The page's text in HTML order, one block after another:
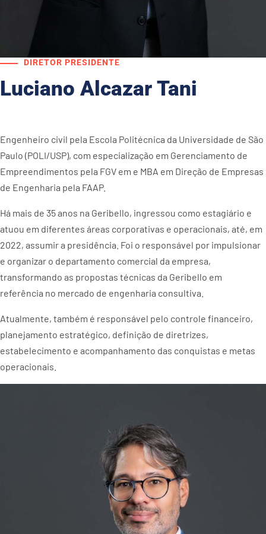
DIRETOR PRESIDENTE
Luciano Alcazar Tani
Engenheiro civil pela Escola Politécnica da Universidade de São
Paulo (POLI/USP), com especialização em Gerenciamento de
Empreendimentos pela FGV em e MBA em Direção de Empresas
de Engenharia pela FAAP.
Há mais de 35 anos na Geribello, ingressou como estagiário e
atuou em diferentes áreas corporativas e operacionais, até, em
2022, assumir a presidência. Foi o responsável por impulsionar
e organizar o departamento comercial da empresa,
transformando as propostas técnicas da Geribello em
referência no mercado de engenharia consultiva.
Atualmente, também é responsável pelo controle financeiro,
planejamento estratégico, definição de diretrizes,
estabelecimento e acompanhamento das conquistas e metas
operacionais.